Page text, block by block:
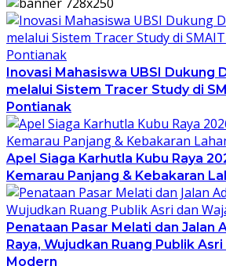
Inovasi Mahasiswa UBSI Dukung
melalui Sistem Tracer Study di
Pontianak
Apel Siaga Karhutla Kubu Raya
Kemarau Panjang & Kebakaran
Penataan Pasar Melati dan Jalan
Raya, Wujudkan Ruang Publik
Modern